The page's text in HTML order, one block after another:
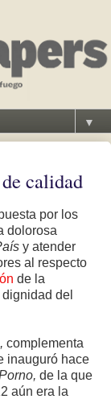
▼
calidad
por los
dolorosa
y atender
al respecto
de la
del
complementa
inauguró hace
de la que
aún era la